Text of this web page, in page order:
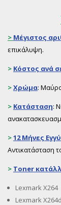
> Μέγιστος
επικάλυψη.
> Κόστος ανά
>Χρώμα:
> Κατάσταση:
>12 Μήνες
Αντικατάσταση
> Toner
Lexmark X264
Lexmark